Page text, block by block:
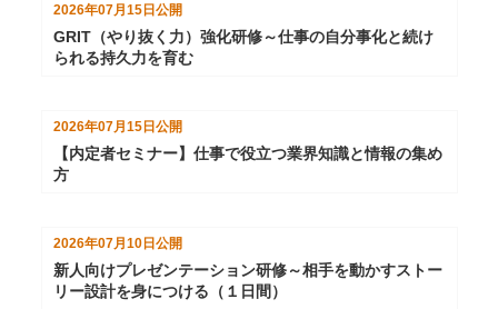
2026年07月15日公開
GRIT（やり抜く力）強化研修～仕事の自分事化と続け
られる持久力を育む
2026年07月15日公開
【内定者セミナー】仕事で役立つ業界知識と情報の集め
方
2026年07月10日 公開
新人向けプレゼンテーション研修～相手を動かすストー
リー設計を身につける（１日間）